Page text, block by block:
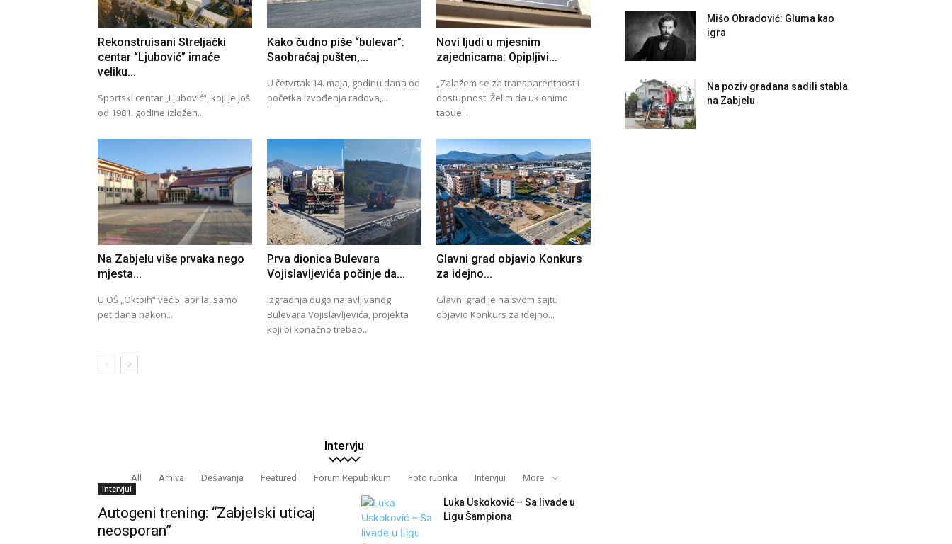
Rekonstruisani Streljački
centar “Ljubović” imaće
veliku...
Sportski centar „Ljubović“, koji je još
od 1981. godine izložen...
Kako čudno piše “bulevar”:
Saobraćaj pušten,...
U četvrtak 14. maja, godinu dana od
početka izvođenja radova,...
Novi ljudi u mjesnim
zajednicama: Opipljivi...
„Zalažem se za transparentnost i
dostupnost. Želim da uklonimo
tabue...
Na Zabjelu više prvaka nego
mjesta...
U OŠ „Oktoih“ već 5. aprila, samo
pet dana nakon...
Prva dionica Bulevara
Vojislavljevića počinje da...
Izgradnja dugo najavljivanog
Bulevara Vojislavljevića, projekta
koji bi konačno trebao...
Glavni grad objavio Konkurs
za idejno...
Glavni grad je na svom sajtu
objavio Konkurs za idejno...
Intervju
All Arhiva Dešavanja Featured Forum Republikum Foto rubrika Intervjui More
Intervjui
Autogeni trening: “Zabjelski uticaj
neosporan”
Luka Uskoković – Sa livade u
Ligu Šampiona
Mišo Obradović: Gluma kao
igra
Na poziv građana sadili stabla
na Zabjelu